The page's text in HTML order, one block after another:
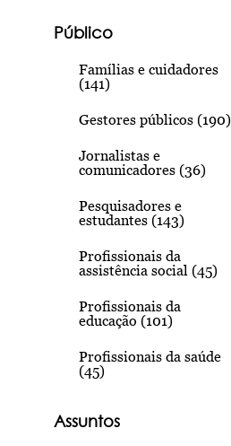
Público
Famílias e cuidadores
(141)
Gestores públicos (190)
Jornalistas e
comunicadores (36)
Pesquisadores e
estudantes (143)
Profissionais da
assistência social (45)
Profissionais da
educação (101)
Profissionais da saúde
(45)
Assuntos